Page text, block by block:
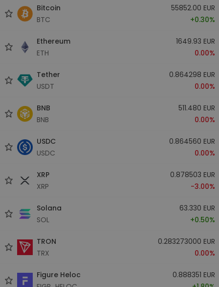
Bitcoin
BTC
55852.00 EUR
+0.30%
Ethereum
ETH
1649.93 EUR
0.00%
Tether
USDT
0.864298 EUR
0.00%
BNB
BNB
511.480 EUR
0.00%
USDC
USDC
0.864560 EUR
0.00%
XRP
XRP
0.878503 EUR
-3.00%
Solana
SOL
63.330 EUR
+0.50%
TRON
TRX
0.283273000 EUR
0.00%
Figure Heloc
0.888351 EUR